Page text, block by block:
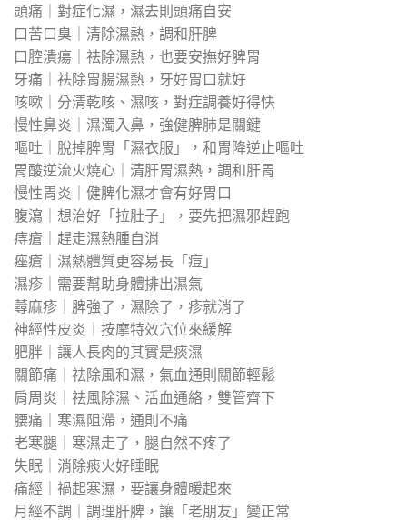
頭痛｜對症化濕，濕去則頭痛自安
口苦口臭｜清除濕熱，調和肝脾
口腔潰瘍｜祛除濕熱，也要安撫好脾胃
牙痛｜祛除胃腸濕熱，牙好胃口就好
咳嗽｜分清乾咳、濕咳，對症調養好得快
慢性鼻炎｜濕濁入鼻，強健脾肺是關鍵
嘔吐｜脫掉脾胃「濕衣服」，和胃降逆止嘔吐
胃酸逆流火燒心｜清肝胃濕熱，調和肝胃
慢性胃炎｜健脾化濕才會有好胃口
腹瀉｜想治好「拉肚子」，要先把濕邪趕跑
痔瘡｜趕走濕熱腫自消
痤瘡｜濕熱體質更容易長「痘」
濕疹｜需要幫助身體排出濕氣
蕁麻疹｜脾強了，濕除了，疹就消了
神經性皮炎｜按摩特效穴位來緩解
肥胖｜讓人長肉的其實是痰濕
關節痛｜祛除風和濕，氣血通則關節輕鬆
肩周炎｜祛風除濕、活血通絡，雙管齊下
腰痛｜寒濕阻滯，通則不痛
老寒腿｜寒濕走了，腿自然不疼了
失眠｜消除痰火好睡眠
痛經｜禍起寒濕，要讓身體暖起來
月經不調｜調理肝脾，讓「老朋友」變正常